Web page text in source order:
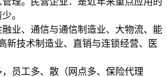
。
业、通信与通信制造业、大物流、能
新技术制造业、直销与连锁经营、医
员工多、散（网点多、保险代理